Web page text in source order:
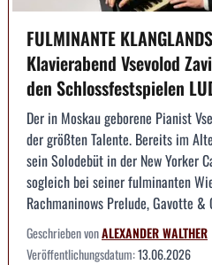
FULMINANTE
Klavierabend Vsevolod
den Schlossfestspielen
Der in Moskau geborene Pianist
der größten Talente. Bereits im
sein Solodebüt in der New Yorker
sogleich bei seiner fulminanten
Rachmaninows Prelude, Gavotte &
Geschrieben vonALEXANDER WALTHER
Veröffentlichungsdatum:13.06.2026